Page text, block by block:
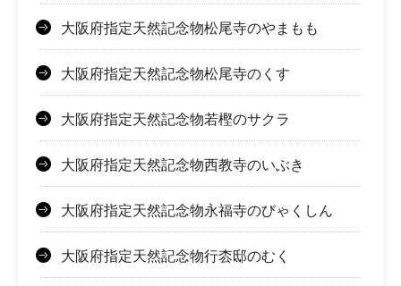
大阪府指定天然記念物松尾寺のやまもも
大阪府指定天然記念物松尾寺のくす
大阪府指定天然記念物若樫のサクラ
大阪府指定天然記念物西教寺のいぶき
大阪府指定天然記念物永福寺のびゃくしん
大阪府指定天然記念物行枩邸のむく